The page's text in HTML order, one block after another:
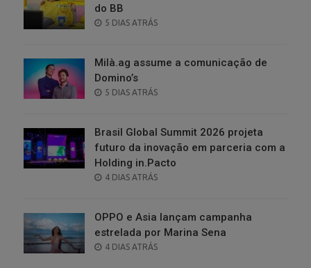
do BB
POSTED
5 DIAS ATRÁS
Milà.ag assume a comunicação de
Domino’s
POSTED
5 DIAS ATRÁS
Brasil Global Summit 2026 projeta
futuro da inovação em parceria com a
Holding in.Pacto
POSTED
4 DIAS ATRÁS
OPPO e Asia lançam campanha
estrelada por Marina Sena
POSTED
4 DIAS ATRÁS